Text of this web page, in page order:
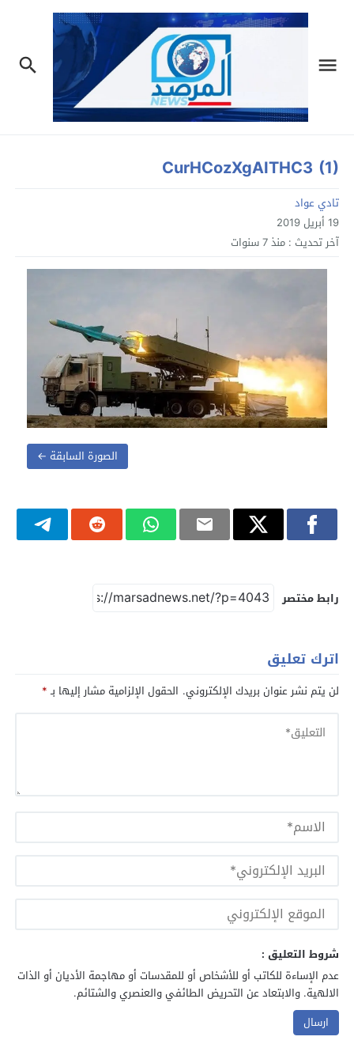
CurHCozXgAITHC3 (1)
تادي عواد
19 أبريل 2019
آخر تحديث : منذ 7 سنوات
الصورة السابقة ←
رابط مختصر
اترك تعليق
لن يتم نشر عنوان بريدك الإلكتروني. الحقول الإلزامية مشار إليها بـ*
شروط التعليق :
عدم الإساءة للكاتب أو للأشخاص أو للمقدسات أو مهاجمة الأديان أو الذات
الالهية. والابتعاد عن التحريض الطائفي والعنصري والشتائم.